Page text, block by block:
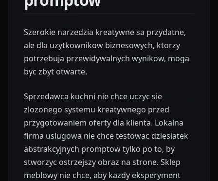
Szerokie narzedzia kreatywne sa przydatne,
ale dla uzytkownikow biznesowych, ktorzy
potrzebuja przewidywalnych wynikow, moga
byc zbyt otwarte.
Sprzedawca kuchni nie chce uczyc sie
zlozonego systemu kreatywnego przed
przygotowaniem oferty dla klienta. Lokalna
firma uslugowa nie chce testowac dziesiatek
abstrakcyjnych promptow tylko po to, by
stworzyc ostrzejszy obraz na strone. Sklep
meblowy nie chce, aby kazdy eksperyment